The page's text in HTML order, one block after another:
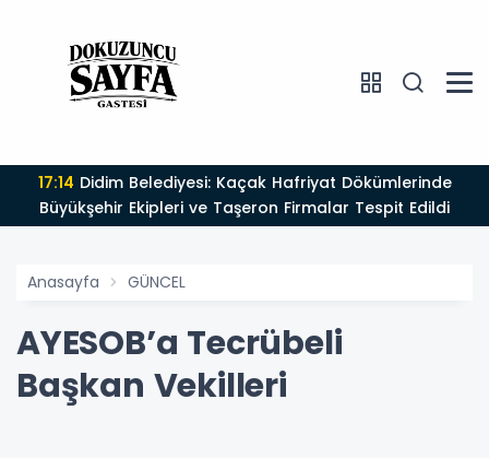
17:14
Büyükşehir Ekipleri ve Taşeron Firmalar Tespit Edildi
Anasayfa GÜNCEL
AYESOB’a Tecrübeli
Başkan Vekilleri